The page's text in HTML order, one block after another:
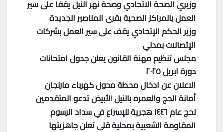
وزيري الصحة الاتحادي وصحة نهر النيل يقفا على سير
العمل بالمراكز الصحية بقرى المناصير الجديدة
وزير الحكم الإتحادي يقف على سير العمل بشركات
الإتصالات بمدني
مجلس تنظيم مهنة القانون يعلن جدول امتحانات
دورة ابريل ٢٠٢٥
الاعلان عن ادخال محطة محول كهرباء مارنجان
أمانة الحج والعمره بالنيل الأبيض تدعو المتقدمين
لحج عام ١٤٤٦ هجرية للإسراع في سداد الرسوم
المقاومة الشعبية بمحلية قلى تعلن جاهزيتها